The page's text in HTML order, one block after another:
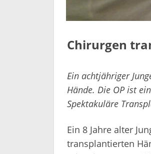
Chirurgen
Ein achtjähriger
Hände. Die OP ist
Spektakuläre
Ein 8 Jahre alter
transplantierten